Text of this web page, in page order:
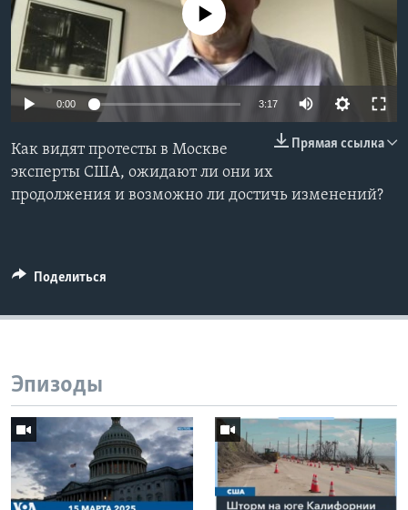
Learning English
СОЦИАЛЬНЫЕ СЕТИ
Языки
No media source currently available
0:00 3:17
Прямая ссылка
Как видят протесты в Москве
эксперты США, ожидают ли они их
продолжения и возможно ли достичь изменений?
Поделиться
Эпизоды